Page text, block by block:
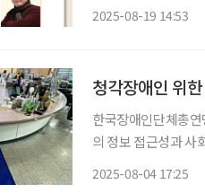
2025-08-19 14:53
청각장애인 위
한국장애인단체총
의 정보 접근성과 사
2025-08-04 17:25